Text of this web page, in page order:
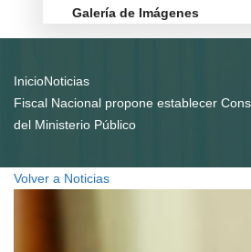
Galería de Imágenes
InicioNoticias
Fiscal Nacional propone establecer
del Ministerio Público
Volver a Noticias